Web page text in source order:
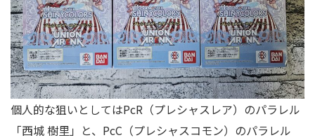
個人的な狙いとしてはPcR（プレシャスレア）のパラレル
「西城 樹里」と、PcC（プレシャスコモン）のパラレル